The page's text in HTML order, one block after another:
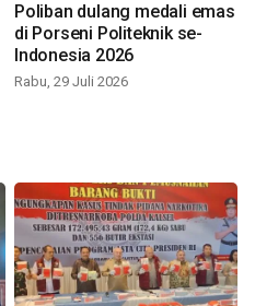
Poliban dulang medali emas
di Porseni Politeknik se-
Indonesia 2026
Rabu, 29 Juli 2026